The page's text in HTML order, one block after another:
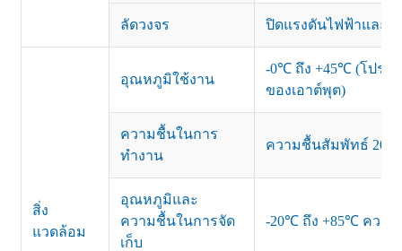
ลัดวงจร ปิดแรงดันไฟฟ้าและรี
สิ่ง
แวดล้อม
อุณหภูมิใช้งาน
-0℃ ถึง +45℃ (โปรด
ของเอาต์พุต)
ความชื้นในการ
ทำงาน
ความชื้นสัมพัทธ์ 20-
อุณหภูมิและ
ความชื้นในการจัด
เก็บ
-20℃ ถึง +85℃ ความ